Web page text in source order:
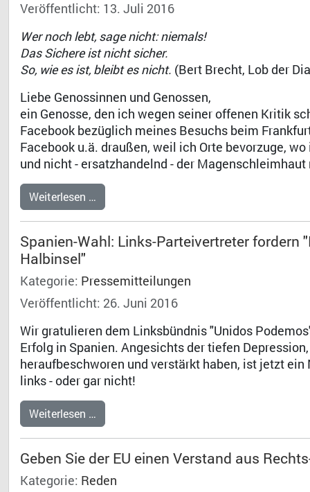
Veröffentlicht: 13. Juli 2016
Wer noch lebt, sage nicht: niemals!
Das Sichere ist nicht sicher.
So, wie es ist, bleibt es nicht. (Bert Brecht, Lob der
Liebe Genossinnen und Genossen,
ein Genosse, den ich wegen seiner offenen Kritik
Facebook bezüglich meines Besuchs beim
Facebook u.ä. draußen, weil ich Orte bevorzuge,
und nicht - ersatzhandelnd - der Magenschleimhaut
Weiterlesen …
Spanien-Wahl: Links-Parteivertreter fordern
Halbinsel"
Kategorie: Pressemitteilungen
Veröffentlicht: 26. Juni 2016
Wir gratulieren dem Linksbündnis "Unidos
Erfolg in Spanien. Angesichts der tiefen
heraufbeschworen und verstärkt haben, ist jetzt
links - oder gar nicht!
Weiterlesen …
Geben Sie der EU einen Verstand aus
Kategorie: Reden